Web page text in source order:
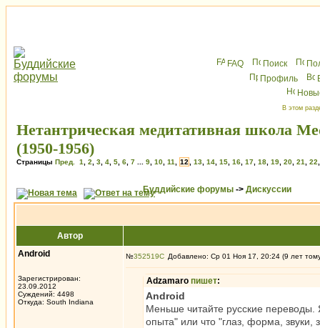
FAQ Поиск
Профиль
В этом
Нетантрическая медитативная школа
(1950-1956)
Страницы Пред. 1 2 3 4 5 6 7 9 10 11 12 13 14 15 16 17 18 19 20 21 22
Буддийские форумы -> Дискуссии
Автор
Android
Зарегистрирован:
23.09.2012
Суждений: 4498
Откуда: South Indiana
№352519 Добавлено: Ср 01 Ноя 17, 20:24 (9 лет
Adzamaro пишет:
Android
Меньше читайте русские переводы.
опыта" или что "глаз, форма, звуки,